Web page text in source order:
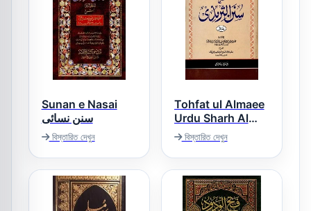
Sunan e Nasai
سنن نسائی
বিস্তারিত দেখুন
Tohfat ul Almaee
Urdu Sharh Al
Tirmizi تحفۃ
الالمعی اردو شرح
سنن الترمذی
বিস্তারিত দেখুন